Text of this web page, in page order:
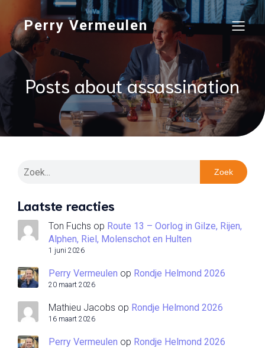
Perry Vermeulen
Posts about assassination
Zoek
Laatste reacties
Ton Fuchs op Route 13 – Oorlog in Gilze, Rijen,
Alphen, Riel, Molenschot en Hulten
1 juni 2026
Perry Vermeulen op Rondje Helmond 2026
20 maart 2026
Mathieu Jacobs op Rondje Helmond 2026
16 maart 2026
Perry Vermeulen op Rondje Helmond 2026